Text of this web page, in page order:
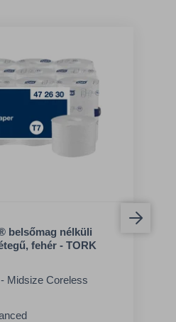
belsőmag nélküli
fehér - TORK
Midsize Coreless